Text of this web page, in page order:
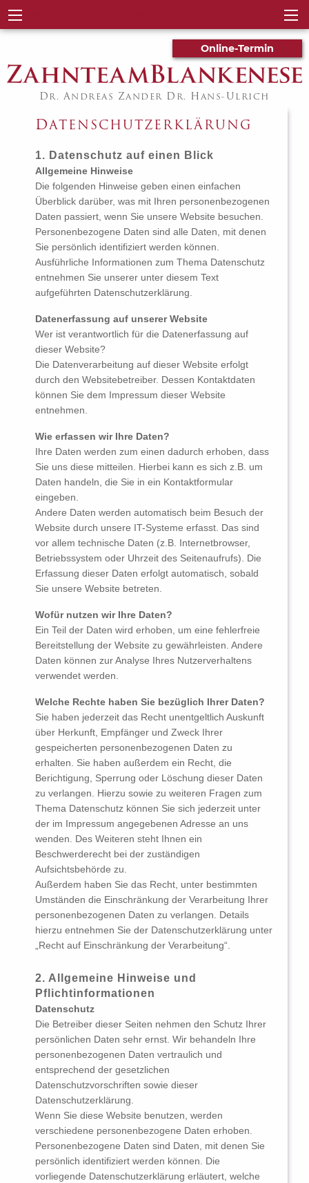
Online-Termin
D R. ANDREAS ZANDER D R. H ANS- U LRICH
DATENSCHUTZERKLÄRUNG
1. Datenschutz auf einen Blick
Allgemeine Hinweise
Die folgenden Hinweise geben einen einfachen
Überblick darüber, was mit Ihren personenbezogenen
Daten passiert, wenn Sie unsere Website besuchen.
Personenbezogene Daten sind alle Daten, mit denen
Sie persönlich identifiziert werden können.
Ausführliche Informationen zum Thema Datenschutz
entnehmen Sie unserer unter diesem Text
aufgeführten Datenschutzerklärung.
Datenerfassung auf unserer Website
Wer ist verantwortlich für die Datenerfassung auf
dieser Website?
Die Datenverarbeitung auf dieser Website erfolgt
durch den Websitebetreiber. Dessen Kontaktdaten
können Sie dem Impressum dieser Website
entnehmen.
Wie erfassen wir Ihre Daten?
Ihre Daten werden zum einen dadurch erhoben, dass
Sie uns diese mitteilen. Hierbei kann es sich z.B. um
Daten handeln, die Sie in ein Kontaktformular
eingeben.
Andere Daten werden automatisch beim Besuch der
Website durch unsere IT-Systeme erfasst. Das sind
vor allem technische Daten (z.B. Internetbrowser,
Betriebssystem oder Uhrzeit des Seitenaufrufs). Die
Erfassung dieser Daten erfolgt automatisch, sobald
Sie unsere Website betreten.
Wofür nutzen wir Ihre Daten?
Ein Teil der Daten wird erhoben, um eine fehlerfreie
Bereitstellung der Website zu gewährleisten. Andere
Daten können zur Analyse Ihres Nutzerverhaltens
verwendet werden.
Welche Rechte haben Sie bezüglich Ihrer Daten?
Sie haben jederzeit das Recht unentgeltlich Auskunft
über Herkunft, Empfänger und Zweck Ihrer
gespeicherten personenbezogenen Daten zu
erhalten. Sie haben außerdem ein Recht, die
Berichtigung, Sperrung oder Löschung dieser Daten
zu verlangen. Hierzu sowie zu weiteren Fragen zum
Thema Datenschutz können Sie sich jederzeit unter
der im Impressum angegebenen Adresse an uns
wenden. Des Weiteren steht Ihnen ein
Beschwerderecht bei der zuständigen
Aufsichtsbehörde zu.
Außerdem haben Sie das Recht, unter bestimmten
Umständen die Einschränkung der Verarbeitung Ihrer
personenbezogenen Daten zu verlangen. Details
hierzu entnehmen Sie der Datenschutzerklärung unter
„Recht auf Einschränkung der Verarbeitung“.
2. Allgemeine Hinweise und
Pflichtinformationen
Datenschutz
Die Betreiber dieser Seiten nehmen den Schutz Ihrer
persönlichen Daten sehr ernst. Wir behandeln Ihre
personenbezogenen Daten vertraulich und
entsprechend der gesetzlichen
Datenschutzvorschriften sowie dieser
Datenschutzerklärung.
Wenn Sie diese Website benutzen, werden
verschiedene personenbezogene Daten erhoben.
Personenbezogene Daten sind Daten, mit denen Sie
persönlich identifiziert werden können. Die
vorliegende Datenschutzerklärung erläutert, welche